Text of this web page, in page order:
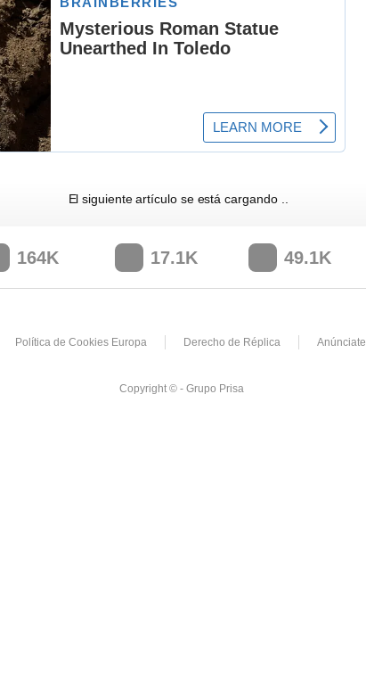
El siguiente artículo se está cargando
164K 17.1K 49.1K
Política de Cookies Europa Derecho de Réplica Anúnciate
Copyright © - Grupo Prisa